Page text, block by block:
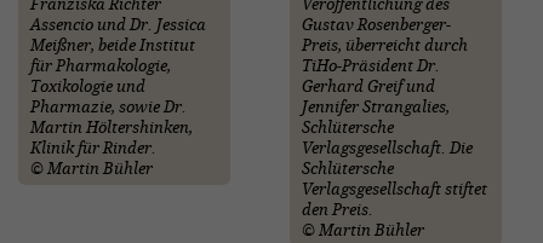
Assencio und Dr. Jessica
Meißner, beide Institut
für Pharmakologie,
Toxikologie und
Pharmazie, sowie Dr.
Martin Höltershinken,
Klinik für Rinder.
© Martin Bühler
Gustav Rosenberger-
Preis, überreicht durch
TiHo-Präsident Dr.
Gerhard Greif und
Jennifer Strangalies,
Schlütersche
Verlagsgesellschaft. Die
Schlütersche
Verlagsgesellschaft stiftet
den Preis.
© Martin Bühler